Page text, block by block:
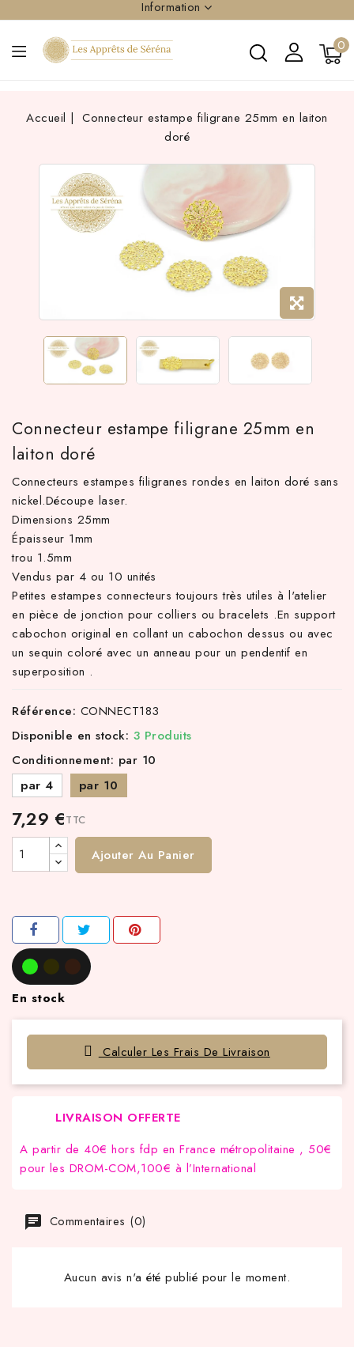
Information
0
d'achat hors frais de port en France métropolitaine ! À
Accueil
Connecteur estampe filigrane 25mm en laiton
doré
Connecteur estampe filigrane 25mm en
laiton doré
Connecteurs estampes filigranes rondes en laiton doré sans
nickel.Découpe laser.
Dimensions 25mm
Épaisseur 1mm
trou 1.5mm
Vendus par 4 ou 10 unités
Petites estampes connecteurs toujours très utiles à l'atelier
en pièce de jonction pour colliers ou bracelets .En support
cabochon original en collant un cabochon dessus ou avec
un sequin coloré avec un anneau pour un pendentif en
superposition .
Référence: CONNECT183
Disponible en stock: 3 Produits
Conditionnement: par 10
par 4
par 10
7,29 €TTC
Ajouter Au Panier
En stock
Calculer Les Frais De Livraison
LIVRAISON OFFERTE
A partir de 40€ hors fdp en France métropolitaine , 50€
pour les DROM-COM,100€ à l’International
Commentaires (0)
Aucun avis n'a été publié pour le moment.